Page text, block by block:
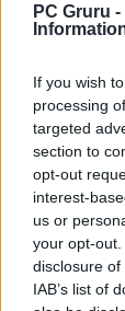
PC Gruru -
If you wish
processing
targeted
section to
opt-out
interest-
us or
your opt-
disclosure
IAB’s list of
a